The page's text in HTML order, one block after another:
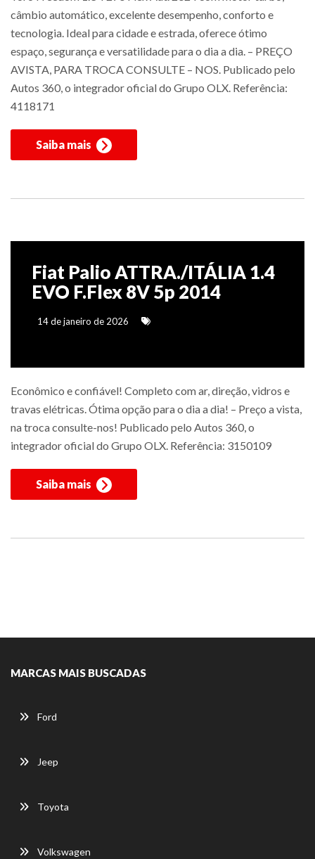
câmbio automático, excelente desempenho, conforto e
tecnologia. Ideal para cidade e estrada, oferece ótimo
espaço, segurança e versatilidade para o dia a dia. – PREÇO
AVISTA, PARA TROCA CONSULTE – NOS. Publicado pelo
Autos 360, o integrador oficial do Grupo OLX. Referência:
4118171
Saiba mais
Fiat Palio ATTRA./ITÁLIA 1.4
EVO F.Flex 8V 5p 2014
14 de janeiro de 2026
Econômico e confiável! Completo com ar, direção, vidros e
travas elétricas. Ótima opção para o dia a dia! – Preço a vista,
na troca consulte-nos! Publicado pelo Autos 360, o
integrador oficial do Grupo OLX. Referência: 3150109
Saiba mais
MARCAS MAIS BUSCADAS
Ford
Jeep
Toyota
Volkswagen